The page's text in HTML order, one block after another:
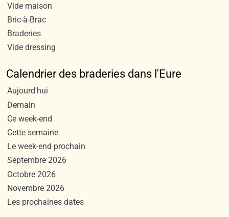
Vide maison
Bric-à-Brac
Braderies
Vide dressing
Calendrier des braderies dans l'Eure
Aujourd'hui
Demain
Ce week-end
Cette semaine
Le week-end prochain
Septembre 2026
Octobre 2026
Novembre 2026
Les prochaines dates